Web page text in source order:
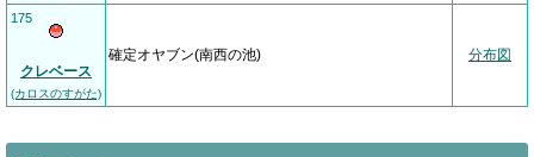
175
クレベース
(カロスのすがた)
確定オヤブン(南西の池) 分布図